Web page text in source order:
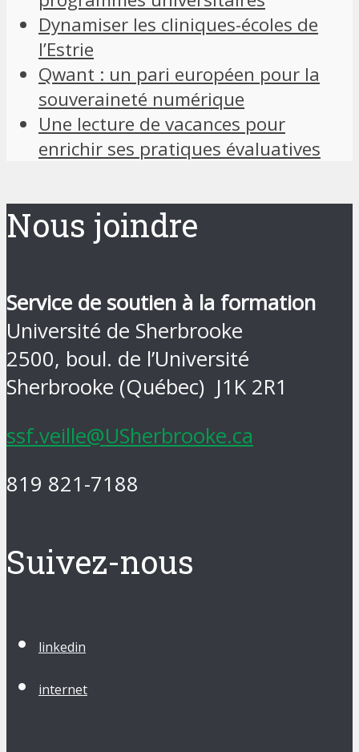
Dynamiser les cliniques-écoles de
l’Estrie
Qwant : un pari européen pour la
souveraineté numérique
Une lecture de vacances pour
enrichir ses pratiques évaluatives
Nous joindre
Service de soutien à la formation
Université de Sherbrooke
2500, boul. de l’Université
Sherbrooke (Québec) J1K 2R1
ssf.veille@USherbrooke.ca
819 821-7188
Suivez-nous
linkedin
internet